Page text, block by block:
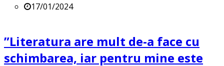
17/01/2024
”Literatura are mult de-a face cu
schimbarea, iar pentru mine este